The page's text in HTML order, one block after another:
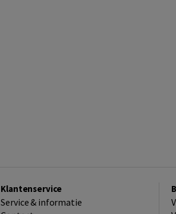
Klantenservice
Service & informatie